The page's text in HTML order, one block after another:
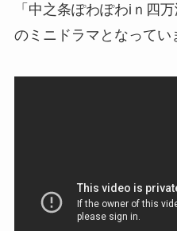
「中之条ぽわぽわiｎ四
のミニドラマとなってい